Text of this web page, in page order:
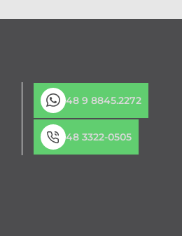
48 9 8845.2272
48 3322-0505